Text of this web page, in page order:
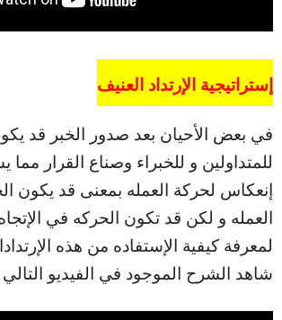
إستراتيجية الإرتداد العنيف
في بعض الأحيان بعد صدور الخبر قد
للمتداولين و للخبراء وصناع القرار مما
إنعكاس لحركة العمله بمعنى قد يكون
العمله و لكن قد تكون الحركه في
لمعرفة كيفية الإستفاده من هذه
شاهد الشرح الموجود في الفيديو